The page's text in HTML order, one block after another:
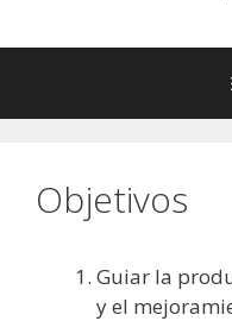
Objetivos
Guiar la
y el